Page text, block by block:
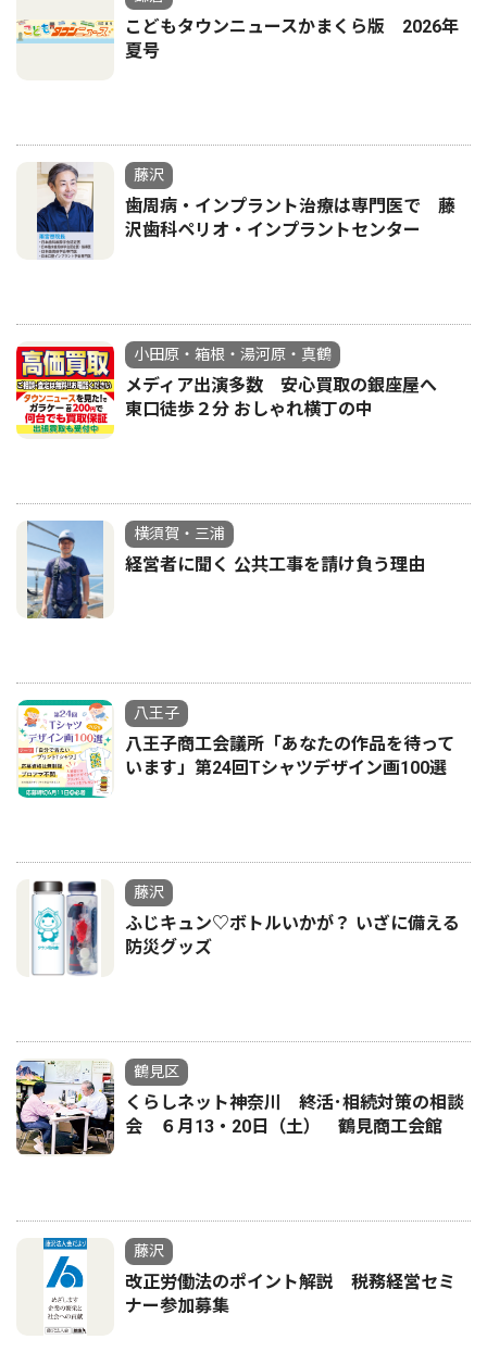
こどもタウンニュースかまくら版 2026年
夏号
藤沢
歯周病・インプラント治療は専門医で 藤
沢歯科ペリオ・インプラントセンター
小田原・箱根・湯河原・真鶴
メディア出演多数 安心買取の銀座屋へ
東口徒歩２分 おしゃれ横丁の中
横須賀・三浦
経営者に聞く 公共工事を請け負う理由
八王子
八王子商工会議所「あなたの作品を待って
います」第24回Tシャツデザイン画100選
藤沢
ふじキュン♡ボトルいかが？ いざに備える
防災グッズ
鶴見区
くらしネット神奈川 終活･相続対策の相談
会 ６月13・20日（土） 鶴見商工会館
藤沢
改正労働法のポイント解説 税務経営セミ
ナー参加募集